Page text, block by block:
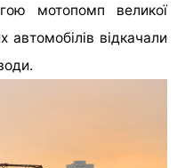
мотопомп великої
відкачали